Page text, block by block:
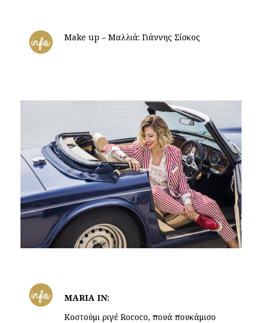
info Make up – Μαλλιά: Γιάννης Σίσκος
info
MARIA IN:
Kοστούμι ριγέ Rococo, πουά πουκάμισο